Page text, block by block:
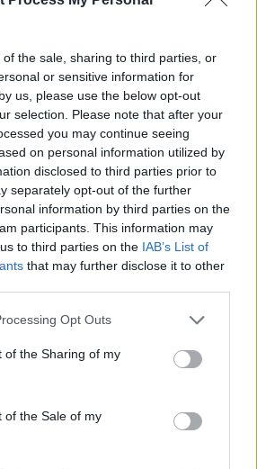
the sale, sharing to third parties, or
or sensitive information for
us, please use the below opt-out
selection. Please note that after your
you may continue seeing
on personal information utilized by
disclosed to third parties prior to
separately opt-out of the further
information by third parties on the
participants. This information may
to third parties on the IAB’s List of
that may further disclose it to other
Opt Outs
of the Sharing of my
of the Sale of my
t a Facebookon is, további
M3 e-mobilitás
Elektromobilitás
Eriqo
kocka, de lelkében elkötelezett gamer,